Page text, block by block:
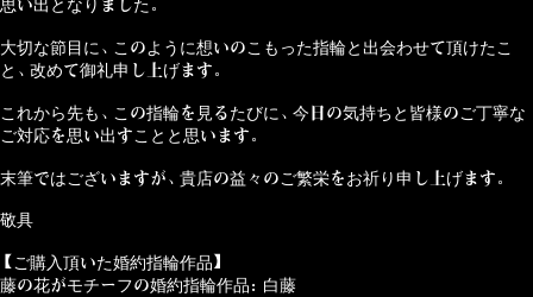
大切な節目に、このように想いのこもった指輪と出会わせて頂けたこ
と、改めて御礼申し上げます。
これから先も、この指輪を見るたびに、今日の気持ちと皆様のご丁寧な
ご対応を思い出すことと思います。
末筆ではございますが、貴店の益々のご繁栄をお祈り申し上げます。
敬具
【ご購入頂いた婚約指輪作品】
藤の花がモチーフの婚約指輪作品：白藤